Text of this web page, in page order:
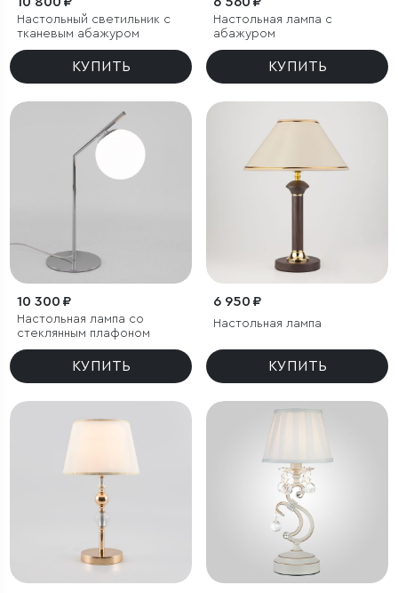
Настольный светильник с
тканевым абажуром
КУПИТЬ
Настольная лампа с
абажуром
КУПИТЬ
10 300 ₽
Настольная лампа со
стеклянным плафоном
КУПИТЬ
6 950 ₽
Настольная лампа
КУПИТЬ